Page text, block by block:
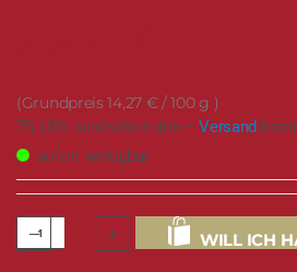
14,27 €/ 100 g
7% USt. sind schon drin –Versand
sofort verfügbar
WILL ICH